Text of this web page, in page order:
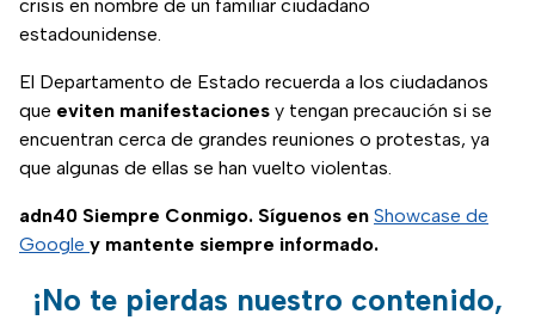
crisis en nombre de un familiar ciudadano
estadounidense.
El Departamento de Estado recuerda a los ciudadanos
que eviten manifestaciones y tengan precaución si se
encuentran cerca de grandes reuniones o protestas, ya
que algunas de ellas se han vuelto violentas.
adn40 Siempre Conmigo. Síguenos en Showcase de
Google y mantente siempre informado.
¡No te pierdas nuestro contenido,